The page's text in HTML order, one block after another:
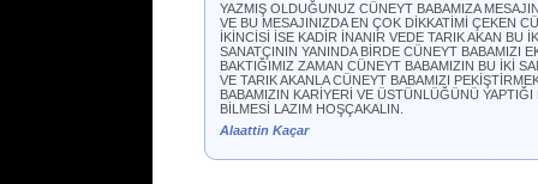
YAZMIŞ OLDUĞUNUZ CÜNEYT BABAMIZA
VE BU MESAJINIZDA EN ÇOK DİKKATİMİ ÇEKEN
İKİNCİSİ İSE KADİR İNANIR VEDE TARIK AKAN
SANATÇININ YANINDA BİRDE CÜNEYT BABAMIZI
BAKTIĞIMIZ ZAMAN CÜNEYT BABAMIZIN BU İKİ
VE TARIK AKANLA CÜNEYT BABAMIZI
BABAMIZIN KARİYERİ VE ÜSTÜNLÜĞÜNÜ
BİLMESİ LAZIM HOŞÇAKALIN.
Alaattin Kaçar